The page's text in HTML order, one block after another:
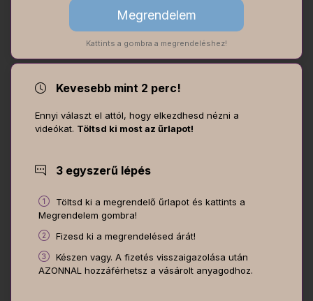
Kattints a gombra a megrendeléshez!
Kevesebb mint 2 perc!
Ennyi választ el attól, hogy elkezdhesd nézni a
videókat. Töltsd ki most az űrlapot!
3 egyszerű lépés
Töltsd ki a megrendelő űrlapot és kattints a
Megrendelem gombra!
Fizesd ki a megrendelésed árát!
Készen vagy. A fizetés visszaigazolása után
AZONNAL hozzáférhetsz a vásárolt anyagodhoz.